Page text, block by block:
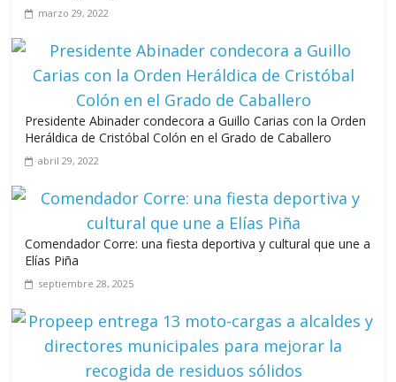
Leonel Fernández y la última oportunidad de los políticos de
carrera
agosto 3, 2026
marzo 29, 2022
Presidente Abinader condecora a Guillo Carias con la Orden
Heráldica de Cristóbal Colón en el Grado de Caballero
abril 29, 2022
Comendador Corre: una fiesta deportiva y cultural que une a
Elías Piña
septiembre 28, 2025